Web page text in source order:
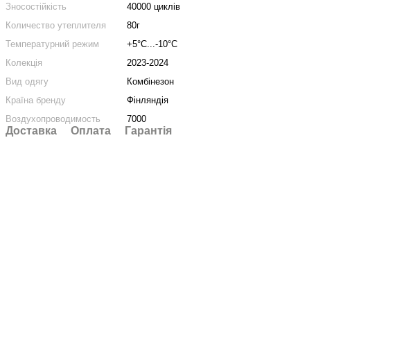
Зносостійкість
40000 циклів
Количество утеплителя
80г
Температурний режим
+5°C...-10°C
Колекція
2023-2024
Вид одягу
Комбінезон
Країна бренду
Фінляндія
Воздухопроводимость
7000
Доставка Оплата Гарантія